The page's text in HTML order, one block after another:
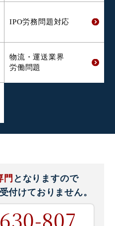
IPO労務問題対応
物流・運送業界
労働問題
門 となりますので
受付けておりません。
807